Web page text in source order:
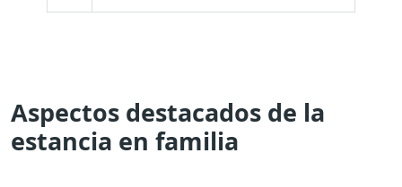
Aspectos destacados de la
estancia en familia